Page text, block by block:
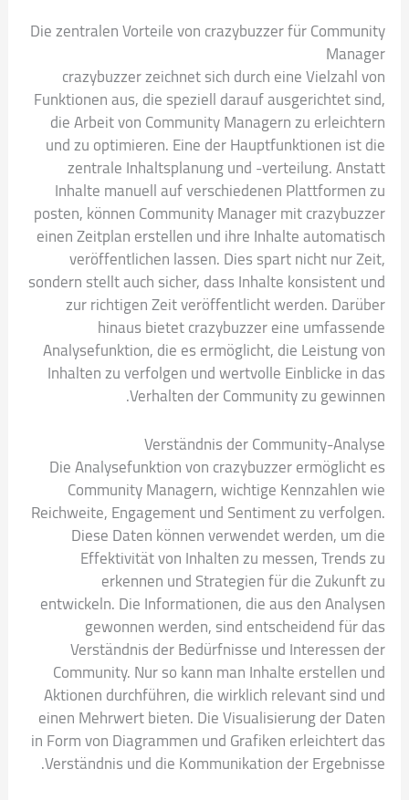
Die zentralen Vorteile von crazybuzzer für Community
Manager
crazybuzzer zeichnet sich durch eine Vielzahl von
Funktionen aus, die speziell darauf ausgerichtet sind,
die Arbeit von Community Managern zu erleichtern
und zu optimieren. Eine der Hauptfunktionen ist die
zentrale Inhaltsplanung und -verteilung. Anstatt
Inhalte manuell auf verschiedenen Plattformen zu
posten, können Community Manager mit crazybuzzer
einen Zeitplan erstellen und ihre Inhalte automatisch
veröffentlichen lassen. Dies spart nicht nur Zeit,
sondern stellt auch sicher, dass Inhalte konsistent und
zur richtigen Zeit veröffentlicht werden. Darüber
hinaus bietet crazybuzzer eine umfassende
Analysefunktion, die es ermöglicht, die Leistung von
Inhalten zu verfolgen und wertvolle Einblicke in das
Verhalten der Community zu gewinnen.
Verständnis der Community-Analyse
Die Analysefunktion von crazybuzzer ermöglicht es
Community Managern, wichtige Kennzahlen wie
Reichweite, Engagement und Sentiment zu verfolgen.
Diese Daten können verwendet werden, um die
Effektivität von Inhalten zu messen, Trends zu
erkennen und Strategien für die Zukunft zu
entwickeln. Die Informationen, die aus den Analysen
gewonnen werden, sind entscheidend für das
Verständnis der Bedürfnisse und Interessen der
Community. Nur so kann man Inhalte erstellen und
Aktionen durchführen, die wirklich relevant sind und
einen Mehrwert bieten. Die Visualisierung der Daten
in Form von Diagrammen und Grafiken erleichtert das
Verständnis und die Kommunikation der Ergebnisse.